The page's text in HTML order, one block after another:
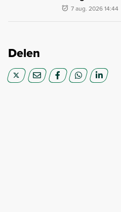
7 aug. 2026 14:44
Delen